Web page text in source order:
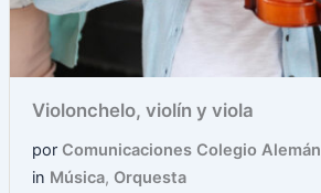
Violonchelo, violín y viola
por Comunicaciones Colegio Alemán
in Música, Orquesta